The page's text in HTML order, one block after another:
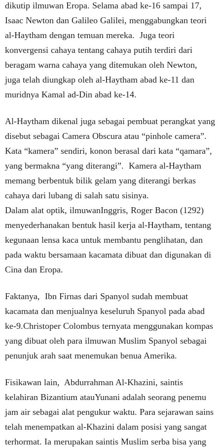
dikutip ilmuwan Eropa. Selama abad ke-16 sampai 17,
Isaac Newton dan Galileo Galilei, menggabungkan teori
al-Haytham dengan temuan mereka. Juga teori
konvergensi cahaya tentang cahaya putih terdiri dari
beragam warna cahaya yang ditemukan oleh Newton,
juga telah diungkap oleh al-Haytham abad ke-11 dan
muridnya Kamal ad-Din abad ke-14.
Al-Haytham dikenal juga sebagai pembuat perangkat yang
disebut sebagai Camera Obscura atau “pinhole camera”.
Kata “kamera” sendiri, konon berasal dari kata “qamara”,
yang bermakna “yang diterangi”. Kamera al-Haytham
memang berbentuk bilik gelam yang diterangi berkas
cahaya dari lubang di salah satu sisinya.
Dalam alat optik, ilmuwanInggris, Roger Bacon (1292)
menyederhanakan bentuk hasil kerja al-Haytham, tentang
kegunaan lensa kaca untuk membantu penglihatan, dan
pada waktu bersamaan kacamata dibuat dan digunakan di
Cina dan Eropa.
Faktanya, Ibn Firnas dari Spanyol sudah membuat
kacamata dan menjualnya keseluruh Spanyol pada abad
ke-9.Christoper Colombus ternyata menggunakan kompas
yang dibuat oleh para ilmuwan Muslim Spanyol sebagai
penunjuk arah saat menemukan benua Amerika.
Fisikawan lain, Abdurrahman Al-Khazini, saintis
kelahiran Bizantium atauYunani adalah seorang penemu
jam air sebagai alat pengukur waktu. Para sejarawan sains
telah menempatkan al-Khazini dalam posisi yang sangat
terhormat. Ia merupakan saintis Muslim serba bisa yang